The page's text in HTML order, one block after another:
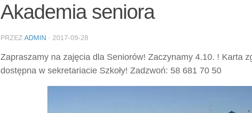
Akademia seniora
PRZEZ ADMIN · 2017-09-28
Zapraszamy na zajęcia dla Seniorów! Zaczynamy 4.10. ! Karta
dostępna w sekretariacie Szkoły! Zadzwoń: 58 681 70 50